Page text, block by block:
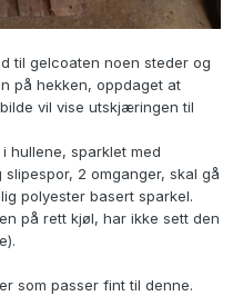
til gelcoaten noen steder og
på hekken, oppdaget at
vil vise utskjæringen til
hullene, sparklet med
2 omganger, skal gå
polyester basert sparkel.
på rett kjøl, har ikke sett den
som passer fint til denne.